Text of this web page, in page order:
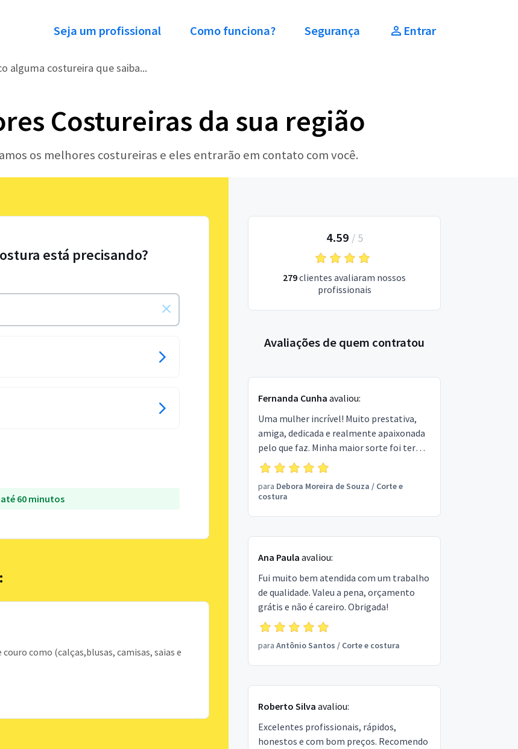
Seja um profissional Como funciona? Segurança Entrar
alguma costureira que saiba...
Costureiras da sua região
os melhores costureiras e eles entrarão em contato com você.
está precisando?
60 minutos
como (calças,blusas, camisas, saias e
4.59 / 5
279clientes avaliaram nossos
profissionais
Avaliações de quem contratou
Fernanda Cunha avaliou:
Uma mulher incrível! Muito prestativa,
amiga, dedicada e realmente apaixonada
pelo que faz. Minha maior sorte foi ter
encontrado a Débora e ter permitido que
ela tocasse com essas mãos de anjo
costureiro as minhas peças. Indico mil
para Debora Moreira de Souza / Corte e
costura
Ana Paula avaliou:
Fui muito bem atendida com um trabalho
de qualidade. Valeu a pena, orçamento
grátis e não é careiro. Obrigada!
para Antônio Santos / Corte e costura
Roberto Silva avaliou:
Excelentes profissionais, rápidos,
honestos e com bom preços. Recomendo